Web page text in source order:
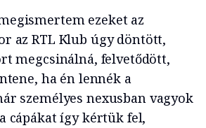
ezeket az
az RTL Klub úgy döntött,
megcsinálná, felvetődött,
ha én lennék a
személyes nexusban vagyok
cápákat így kértük fel,